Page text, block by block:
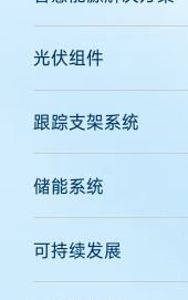
光伏组件
跟踪支架系统
储能系统
可持续发展